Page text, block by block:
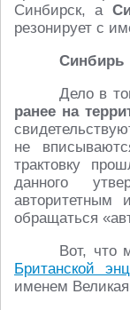
Синбирск, а
резонирует с
Синбирь
Дело в
ранее на
не
трактовку
данного
авторитетным
обращаться
Вот, что
Британской
именем